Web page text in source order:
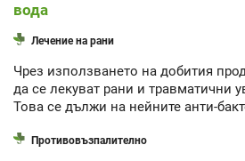
вода
Лечение на рани
Чрез използването на добития
да се лекуват рани и травматични
Това се дължи на нейните анти-
Противовъзпалително